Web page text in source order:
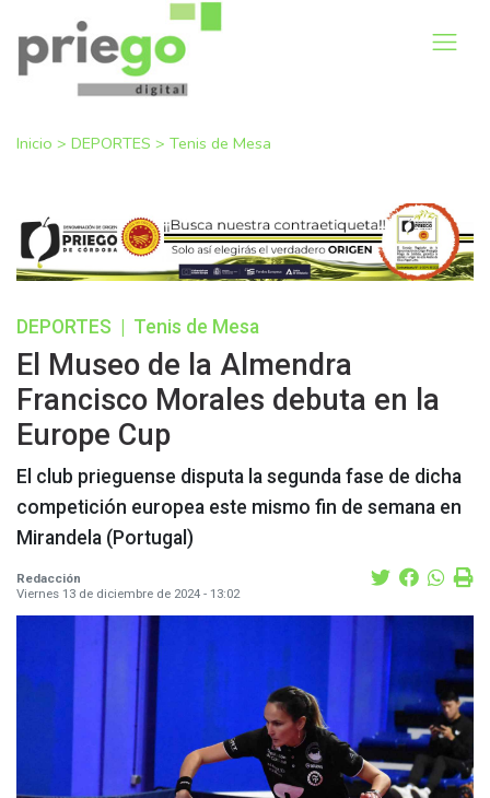
Inicio > DEPORTES > Tenis de Mesa
DEPORTES Tenis de Mesa
El Museo de la Almendra
Francisco Morales debuta en la
Europe Cup
El club prieguense disputa la segunda fase de dicha
competición europea este mismo fin de semana en
Mirandela (Portugal)
Redacción
Viernes 13 de diciembre de 2024 - 13:02